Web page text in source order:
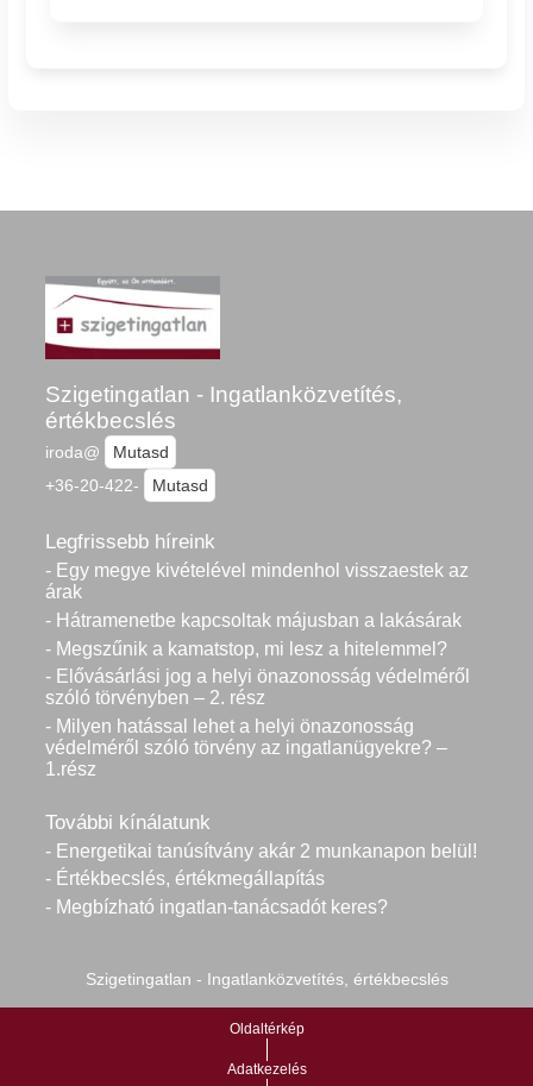
Szigetingatlan - Ingatlanközvetítés,
értékbecslés
iroda@
Mutasd
+36-20-422-
Mutasd
Legfrissebb híreink
- Egy megye kivételével mindenhol visszaestek az
árak
- Hátramenetbe kapcsoltak májusban a lakásárak
- Megszűnik a kamatstop, mi lesz a hitelemmel?
- Elővásárlási jog a helyi önazonosság védelméről
szóló törvényben – 2. rész
- Milyen hatással lehet a helyi önazonosság
védelméről szóló törvény az ingatlanügyekre? –
1.rész
További kínálatunk
- Energetikai tanúsítvány akár 2 munkanapon belül!
- Értékbecslés, értékmegállapítás
- Megbízható ingatlan-tanácsadót keres?
Szigetingatlan - Ingatlanközvetítés, értékbecslés
Oldaltérkép
Adatkezelés